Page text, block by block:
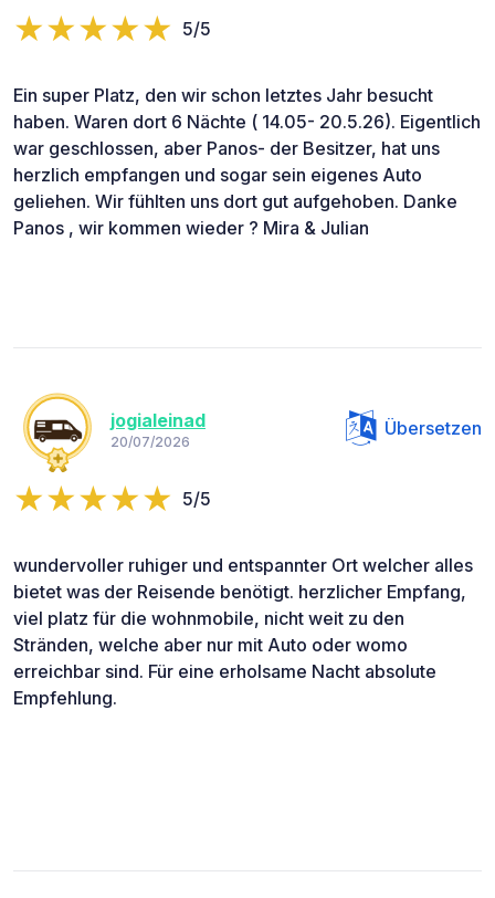
5/5
Ein super Platz, den wir schon letztes Jahr besucht
haben. Waren dort 6 Nächte ( 14.05- 20.5.26). Eigentlich
war geschlossen, aber Panos- der Besitzer, hat uns
herzlich empfangen und sogar sein eigenes Auto
geliehen. Wir fühlten uns dort gut aufgehoben. Danke
Panos , wir kommen wieder ? Mira & Julian
jogialeinad
20/07/2026
Übersetzen
5/5
wundervoller ruhiger und entspannter Ort welcher alles
bietet was der Reisende benötigt. herzlicher Empfang,
viel platz für die wohnmobile, nicht weit zu den
Stränden, welche aber nur mit Auto oder womo
erreichbar sind. Für eine erholsame Nacht absolute
Empfehlung.